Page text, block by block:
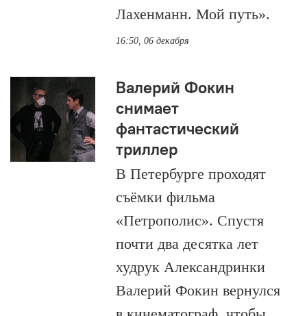
Лахенманн. Мой путь».
16:50, 06 декабря
Валерий Фокин
снимает
фантастический
триллер
В Петербурге проходят
съёмки фильма
«Петрополис». Спустя
почти два десятка лет
худрук Александринки
Валерий Фокин вернулся